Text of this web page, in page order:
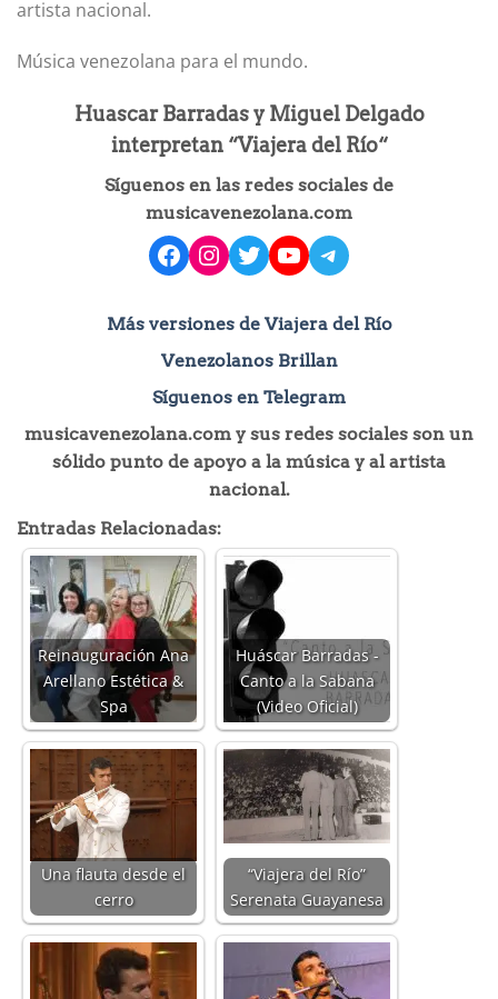
artista nacional.
Música venezolana para el mundo.
Huascar Barradas y Miguel Delgado
interpretan “Viajera del Río“
Síguenos en las redes sociales de
musicavenezolana.com
facebook
instagram
Twitter
YouTube
Telegram
Más versiones de Viajera del Río
Venezolanos Brillan
Síguenos en Telegram
musicavenezolana.com y sus redes sociales son un
sólido punto de apoyo a la música y al artista
nacional.
Entradas Relacionadas:
Reinauguración Ana
Arellano Estética &
Spa
Huáscar Barradas -
Canto a la Sabana
(Video Oficial)
Una flauta desde el
cerro
“Viajera del Río”
Serenata Guayanesa